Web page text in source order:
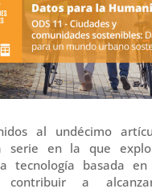
al undécimo
serie en la que
tecnología basada en
contribuir a